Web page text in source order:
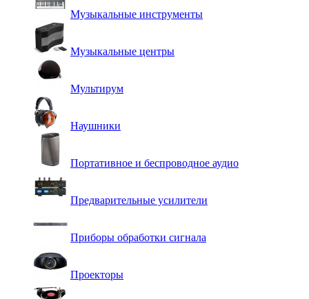
Музыкальные инструменты
Музыкальные центры
Мультирум
Наушники
Портативное и беспроводное аудио
Предварительные усилители
Приборы обработки сигнала
Проекторы